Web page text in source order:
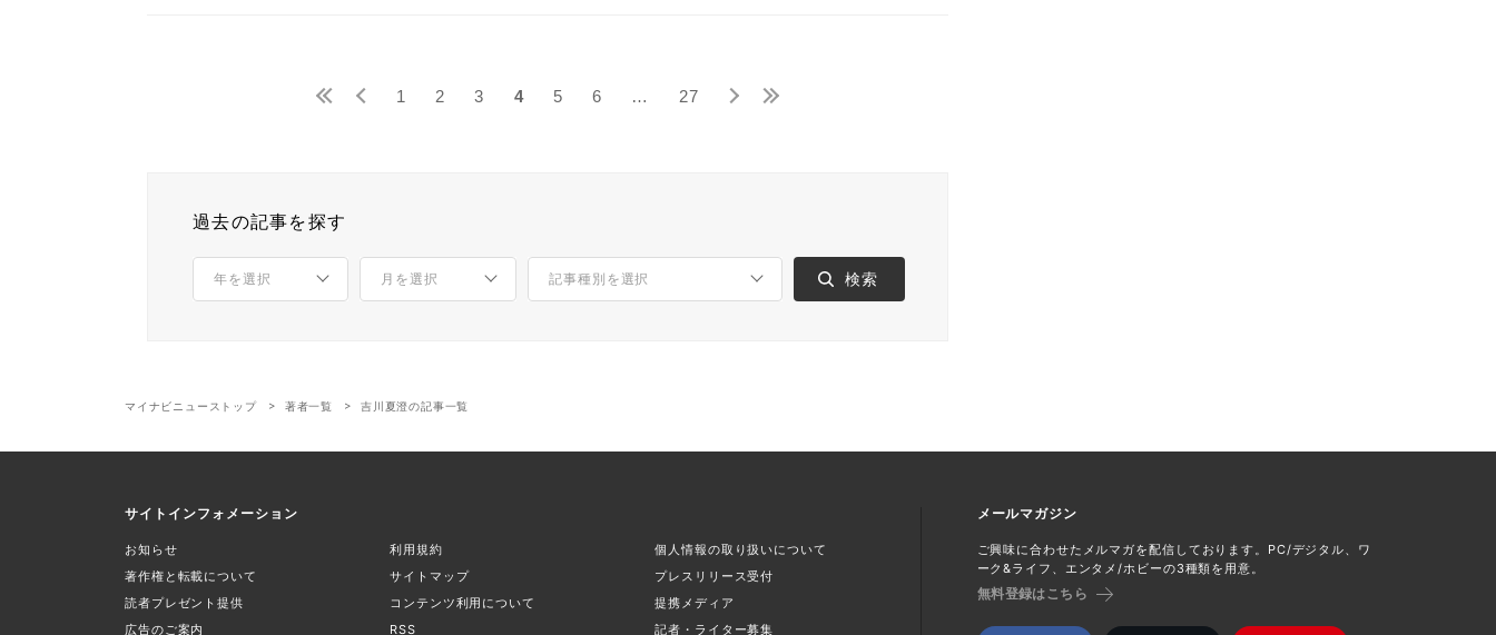
1 2 3 4 5 6 … 27
過去の記事を探す
マイナビニューストップ 著者一覧 吉川夏澄の記事一覧
サイトインフォメーション
お知らせ 利用規約
個人情報の取り扱いについて
著作権と転載について
サイトマップ
プレスリリース受付
読者プレゼント提供
コンテンツ利用について
提携メディア
広告のご案内
RSS 記者・ライター募集
メールマガジン
ご興味に合わせたメルマガを配信しております。PC/デジタル、ワ
ーク&ライフ、エンタメ/ホビーの3種類を用意。
無料登録はこちら